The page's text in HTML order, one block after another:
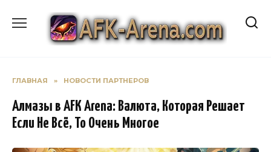
содержанию
ГЛАВНАЯ » НОВОСТИ ПАРТНЕРОВ
Алмазы в AFK Arena: Валюта, Которая Решает
Если Не Всё, То Очень Многое